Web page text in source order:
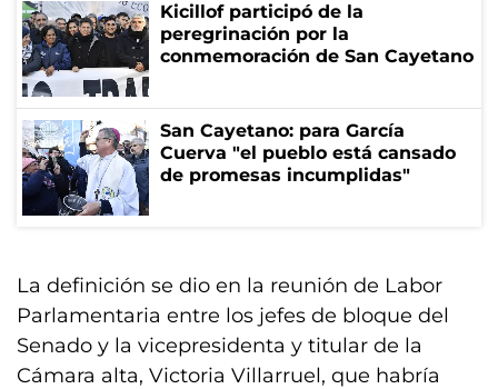
Kicillof participó de la
peregrinación por la
conmemoración de San Cayetano
San Cayetano: para García
Cuerva "el pueblo está cansado
de promesas incumplidas"
La definición se dio en la reunión de Labor
Parlamentaria entre los jefes de bloque del
Senado y la vicepresidenta y titular de la
Cámara alta, Victoria Villarruel, que habría